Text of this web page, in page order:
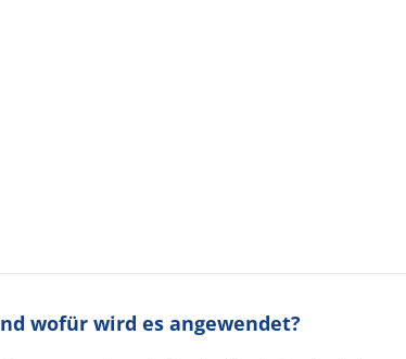
wofür wird es angewendet?